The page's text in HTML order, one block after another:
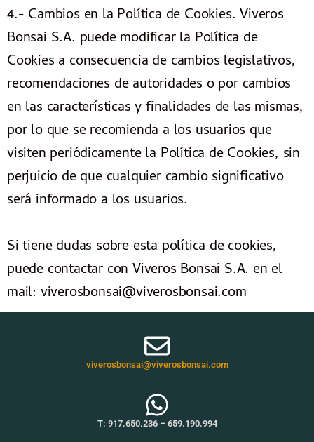
4.- Cambios en la Política de Cookies. Viveros
Bonsai S.A. puede modificar la Política de
Cookies a consecuencia de cambios legislativos,
recomendaciones de autoridades o por cambios
en las características y finalidades de las mismas,
por lo que se recomienda a los usuarios que
visiten periódicamente la Política de Cookies, sin
perjuicio de que cualquier cambio significativo
será informado a los usuarios.
Si tiene dudas sobre esta política de cookies,
puede contactar con Viveros Bonsai S.A. en el
mail: viverosbonsai@viverosbonsai.com
viverosbonsai@viverosbonsai.com
T: 917.650.236– 659.190.994